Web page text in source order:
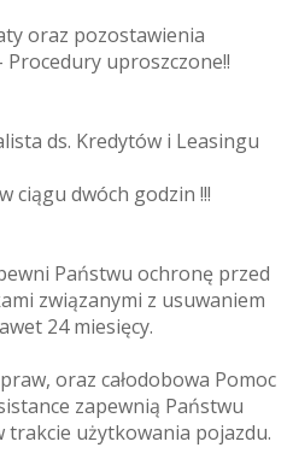
oraz pozostawienia
uproszczone!!
ds. Kredytów i Leasingu
ciągu dwóch godzin !!!
Państwu ochronę przed
związanymi z usuwaniem
24 miesięcy.
oraz całodobowa Pomoc
zapewnią Państwu
użytkowania pojazdu.